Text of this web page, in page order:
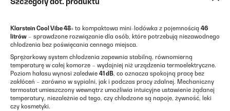
Klarstein Cool Vibe 48+ to kompaktowa mini-lodówka z pojemnością 46
litrów – sprawdzone rozwiązanie dla osób, które potrzebują niezawodnego
chłodzenia bez poświęcania cennego miejsca.
Sprężarkowy system chłodzenia zapewnia stabilną, równomierną
temperaturę w całej komorze – wydajniej niż urządzenia termoelektryczne.
Poziom hałasu wynosi zaledwie 41 dB, co oznacza spokojną pracę bez
zakłóceń – zarówno w sypialni, jak i podczas pracy zdalnej. Mechaniczny
termostat umieszczony wewnątrz umożliwia intuicyjne ustawienie żądanej
temperatury, niezależnie od tego, czy chłodzone są napoje, żywność, leki
czy kosmetyki.